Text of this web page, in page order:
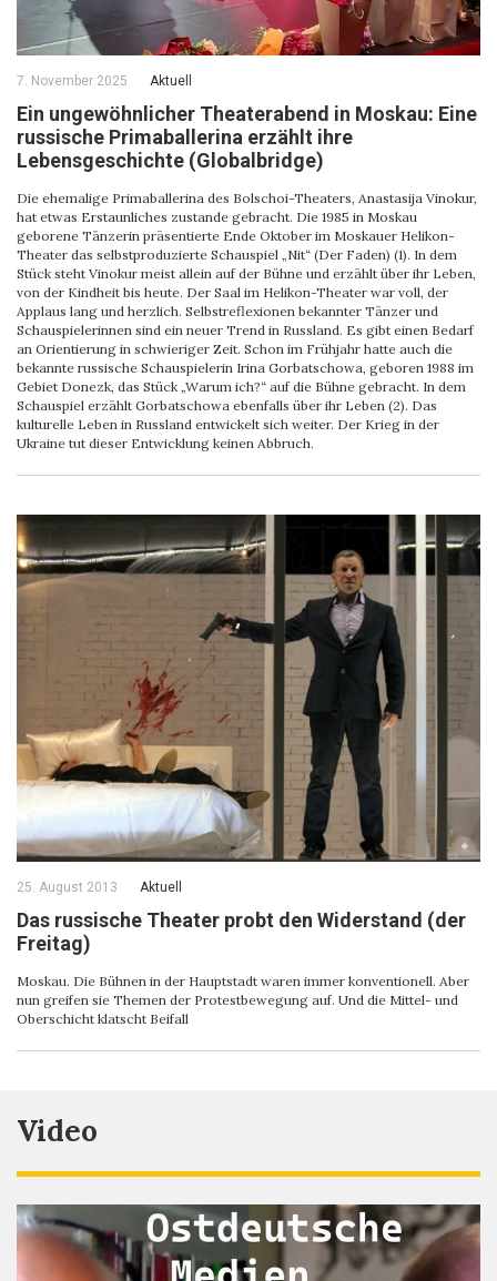
7. November 2025 Aktuell
Ein ungewöhnlicher Theaterabend in Moskau: Eine
russische Primaballerina erzählt ihre
Lebensgeschichte (Globalbridge)
Die ehemalige Primaballerina des Bolschoi-Theaters, Anastasija Vinokur,
hat etwas Erstaunliches zustande gebracht. Die 1985 in Moskau
geborene Tänzerin präsentierte Ende Oktober im Moskauer Helikon-
Theater das selbstproduzierte Schauspiel „Nit“ (Der Faden) (1). In dem
Stück steht Vinokur meist allein auf der Bühne und erzählt über ihr Leben,
von der Kindheit bis heute. Der Saal im Helikon-Theater war voll, der
Applaus lang und herzlich. Selbstreflexionen bekannter Tänzer und
Schauspielerinnen sind ein neuer Trend in Russland. Es gibt einen Bedarf
an Orientierung in schwieriger Zeit. Schon im Frühjahr hatte auch die
bekannte russische Schauspielerin Irina Gorbatschowa, geboren 1988 im
Gebiet Donezk, das Stück „Warum ich?“ auf die Bühne gebracht. In dem
Schauspiel erzählt Gorbatschowa ebenfalls über ihr Leben (2). Das
kulturelle Leben in Russland entwickelt sich weiter. Der Krieg in der
Ukraine tut dieser Entwicklung keinen Abbruch.
25. August 2013 Aktuell
Das russische Theater probt den Widerstand (der
Freitag)
Moskau. Die Bühnen in der Hauptstadt waren immer konventionell. Aber
nun greifen sie Themen der Protestbewegung auf. Und die Mittel- und
Oberschicht klatscht Beifall
Video